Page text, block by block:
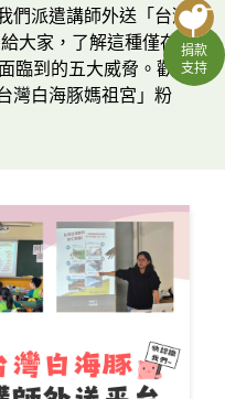
捐款
支持
們派遣講師外送「台灣
大家，了解這種僅存
臨到的五大威脅。歡
灣白海豚媽祖宮」粉